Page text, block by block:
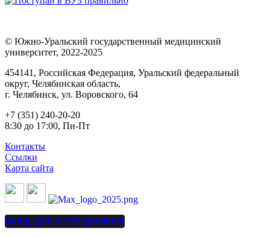
© Южно-Уральский государственный медицинский
университет, 2022-2025
454141, Российская Федерация, Уральский федеральный
округ, Челябинская область,
г. Челябинск, ул. Воровского, 64
+7 (351) 240-20-20
8:30 до 17:00, Пн-Пт
Контакты
Ссылки
Карта сайта
ВХОД ДЛЯ СОТРУДНИКОВ